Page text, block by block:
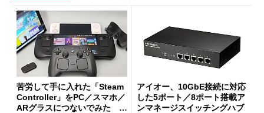
苦労して手に入れた「Steam
Controller」をPC／スマホ／
ARグラスにつないでみた ゲ
アイオー、10GbE接続に対応
した5ポート／8ポート搭載ア
ンマネージスイッチングハブ